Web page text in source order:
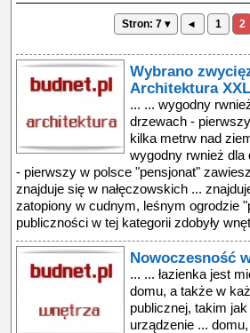
Stron: 7 ▾ ◂ 1 2
Wybrano
Architektura XXL
... ... wygodny
drzewach -
kilka metrw nad
wygodny rwnież dla
- pierwszy w polsce "pensjonat"
znajduje się w nałęczowskich ...
zatopiony w cudnym, leśnym ogrodzie
publiczności w tej kategorii zdobyły
Nowoczesność
... ... łazienka jest
domu, a także w
publicznej, takim
urządzenie ...